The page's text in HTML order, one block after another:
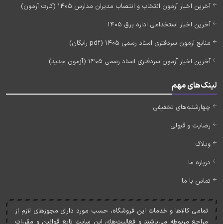
آخرین اخبار آزمون انتخاب و انتصاب مدیران مدارس 1405 (کارت آزمون)
آخرین اخبار استخدامی اداره برق 1405
منابع آزمون سردفتری اسناد رسمی 1405 (pdf رایگان)
آخرین اخبار آزمون سردفتری اسناد رسمی 1405 (آزمون جدید)
لینک‌های مهم
چهارشنبه‌های تخفیفی
رضایت و قبولی
وبلاگ
درباره ما
تماس با ما
تمامی کالاها و خدمات اين فروشگاه، حسب مورد دارای مجوزهای لازم از
مراجع مربوطه می‌باشند و فعاليت‌های اين سايت تابع قوانين و مقررات